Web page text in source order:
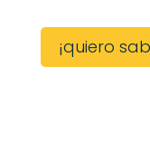
¡quiero